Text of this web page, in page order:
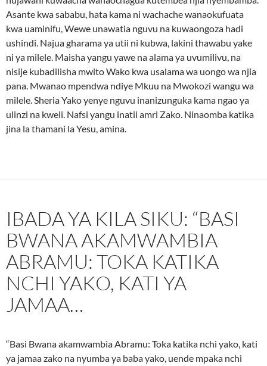
Asante kwa sababu, hata kama ni wachache wanaokufuata
kwa uaminifu, Wewe unawatia nguvu na kuwaongoza hadi
ushindi. Najua gharama ya utii ni kubwa, lakini thawabu yake
ni ya milele. Maisha yangu yawe na alama ya uvumilivu, na
nisije kubadilisha mwito Wako kwa usalama wa uongo wa njia
pana. Mwanao mpendwa ndiye Mkuu na Mwokozi wangu wa
milele. Sheria Yako yenye nguvu inanizunguka kama ngao ya
ulinzi na kweli. Nafsi yangu inatii amri Zako. Ninaomba katika
jina la thamani la Yesu, amina.
IBADA YA KILA SIKU: “BASI
BWANA AKAMWAMBIA
ABRAMU: TOKA KATIKA
NCHI YAKO, KATI YA
JAMAA…
“Basi Bwana akamwambia Abramu: Toka katika nchi yako, kati
ya jamaa zako na nyumba ya baba yako, uende mpaka nchi